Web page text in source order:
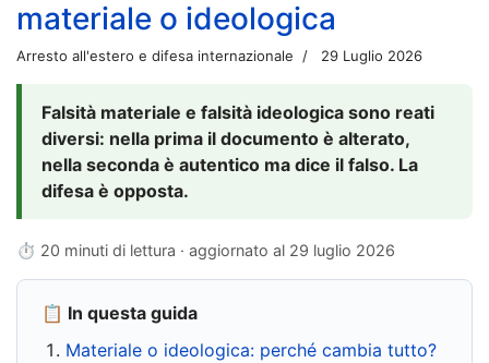
materiale o ideologica
Arresto all'estero e difesa internazionale 29 Luglio 2026
Falsità materiale e falsità ideologica sono reati
diversi: nella prima il documento è alterato,
nella seconda è autentico ma dice il falso. La
difesa è opposta.
⏱ 20 minuti di lettura · aggiornato al 29 luglio 2026
📋 In questa guida
Materiale o ideologica: perché cambia tutto?